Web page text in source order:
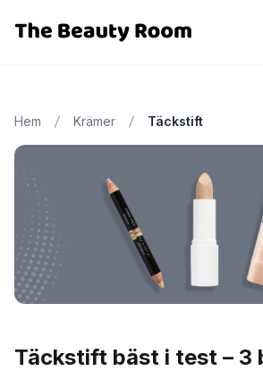
Hem Krämer Täckstift
Täckstift bäst i test – 3